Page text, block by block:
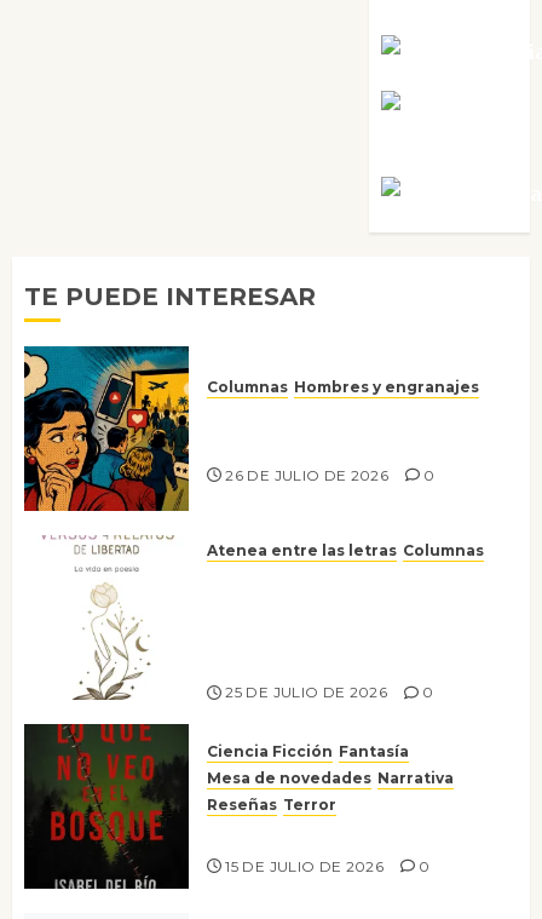
TE PUEDE INTERESAR
Columnas Hombres y engranajes
26 DE JULIO DE 2026 0
Atenea entre las letras Columnas
25 DE JULIO DE 2026 0
Ciencia Ficción Fantasía
Mesa de novedades Narrativa
Reseñas Terror
15 DE JULIO DE 2026 0